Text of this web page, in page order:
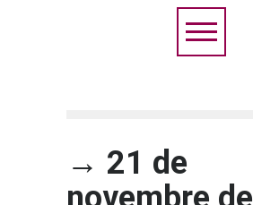
→ 21 de